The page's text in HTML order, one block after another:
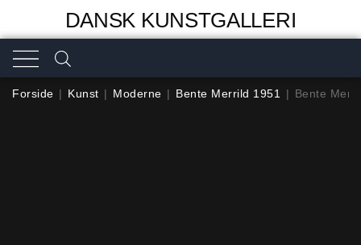
DANSK KUNSTGALLERI
Forside | Kunst | Moderne | Bente Merrild 1951 | Bente